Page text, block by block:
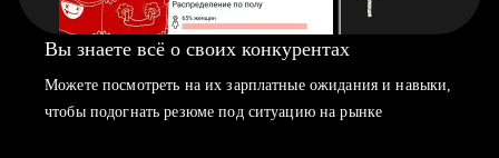
Вы знаете всё о своих конкурентах
Можете посмотреть на их зарплатные ожидания и навыки,
чтобы подогнать резюме под ситуацию на рынке